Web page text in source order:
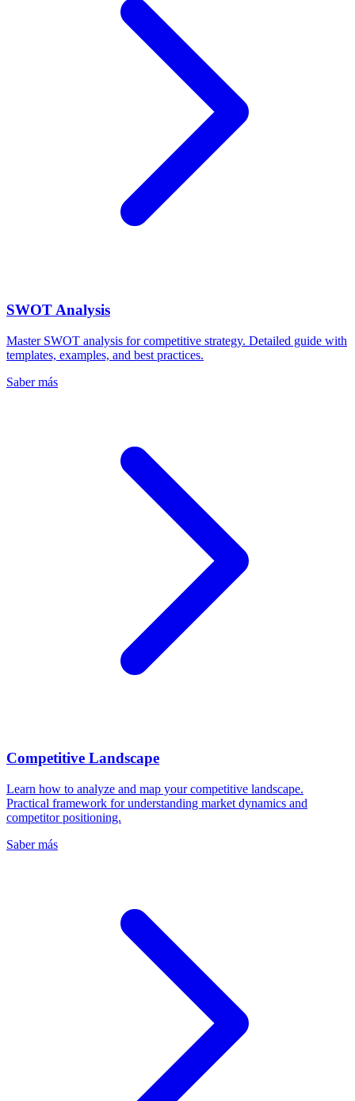
SWOT Analysis
Master SWOT analysis for competitive strategy. Detailed guide with
templates, examples, and best practices.
Saber más
Competitive Landscape
Learn how to analyze and map your competitive landscape.
Practical framework for understanding market dynamics and
competitor positioning.
Saber más